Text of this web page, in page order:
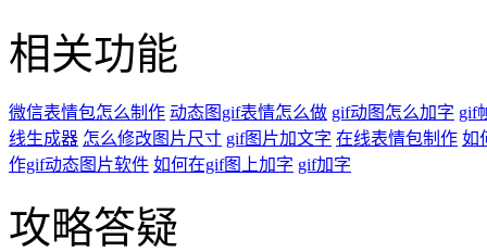
相关功能
微信表情包怎么制作 动态图gif表情怎么做 gif动图怎么加字 gif
线生成器 怎么修改图片尺寸 gif图片加文字 在线表情包制作 如
作gif动态图片软件 如何在gif图上加字 gif加字
攻略答疑